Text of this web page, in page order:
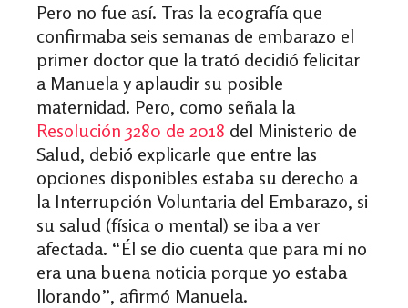
Pero no fue así. Tras la ecografía que
confirmaba seis semanas de embarazo el
primer doctor que la trató decidió felicitar
a Manuela y aplaudir su posible
maternidad. Pero, como señala la
Resolución 3280 de 2018 del Ministerio de
Salud, debió explicarle que entre las
opciones disponibles estaba su derecho a
la Interrupción Voluntaria del Embarazo, si
su salud (física o mental) se iba a ver
afectada. “Él se dio cuenta que para mí no
era una buena noticia porque yo estaba
llorando”, afirmó Manuela.